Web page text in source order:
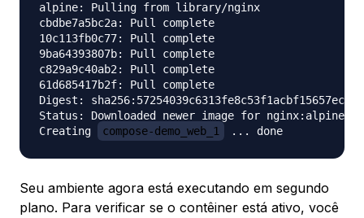
alpine: Pulling from library/nginx
cbdbe7a5bc2a: Pull complete
10c113fb0c77: Pull complete
9ba64393807b: Pull complete
c829a9c40ab2: Pull complete
61d685417b2f: Pull complete
Digest:
Status: Downloaded newer image for nginx:alpine
Creating
compose-demo_web_1
Seu ambiente agora está executando em segundo
plano. Para verificar se o contêiner está ativo, você